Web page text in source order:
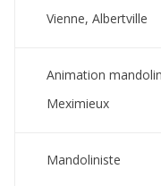
Vienne, Albertville
Animation
Meximieux
Mandoliniste